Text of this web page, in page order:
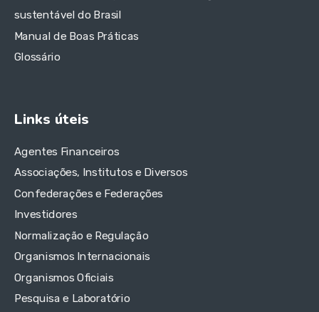
sustentável do Brasil
Manual de Boas Práticas
Glossário
Links úteis
Agentes Financeiros
Associações, Institutos e Diversos
Confederações e Federações
Investidores
Normalização e Regulação
Organismos Internacionais
Organismos Oficiais
Pesquisa e Laboratório